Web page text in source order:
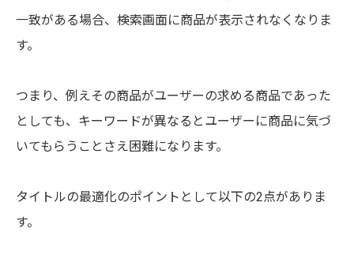
一致がある場合、検索画面に商品が表示されなくなりま
す。
つまり、例えその商品がユーザーの求める商品であった
としても、キーワードが異なるとユーザーに商品に気づ
いてもらうことさえ困難になります。
タイトルの最適化のポイントとして以下の2点がありま
す。